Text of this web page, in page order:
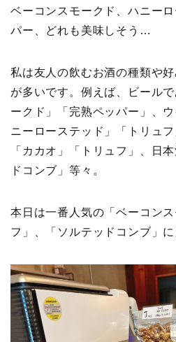
ベーコンスモークド、ハニー
パー、どれも美味しそう…
私は友人の飲むお酒の種類や
が多いです。例えば、ビール
ークド」「完熟ペッパー」、
ニーローステッド」「トリュ
「カカオ」「トリュフ」、日
ドコンブ」等々。
本日は一番人気の「ベーコン
フ」、「ソルテッドコンブ」に